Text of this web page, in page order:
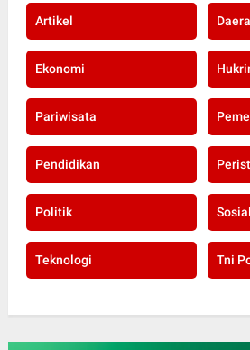
Artikel
Ekonomi
Pariwisata
Pendidikan
Politik Sosial
Teknologi Tni